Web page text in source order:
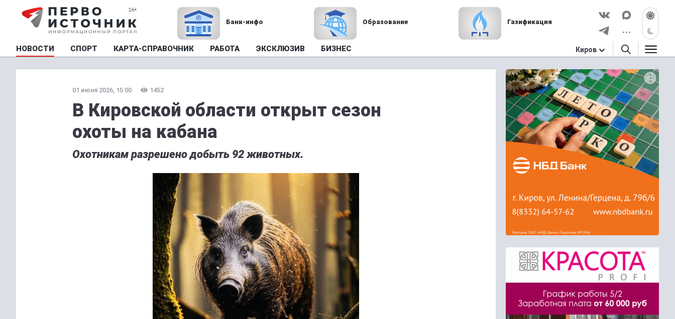
Банк-инфо Образование Газификация
НОВОСТИ СПОРТ КАРТА-СПРАВОЧНИК РАБОТА ЭКСКЛЮЗИВ БИЗНЕС Киров
01 июня 2026, 15:00 1452
В Кировской области открыт сезон
охоты на кабана
Охотникам разрешено добыть 92 животных.